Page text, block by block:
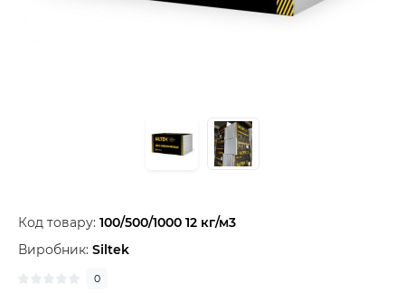
Код товару: 100/500/1000 12 кг/м3
Виробник: Siltek
0